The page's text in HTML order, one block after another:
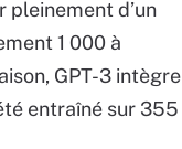
d’un
1 000 à
GPT-3 intègre
entraîné sur 355